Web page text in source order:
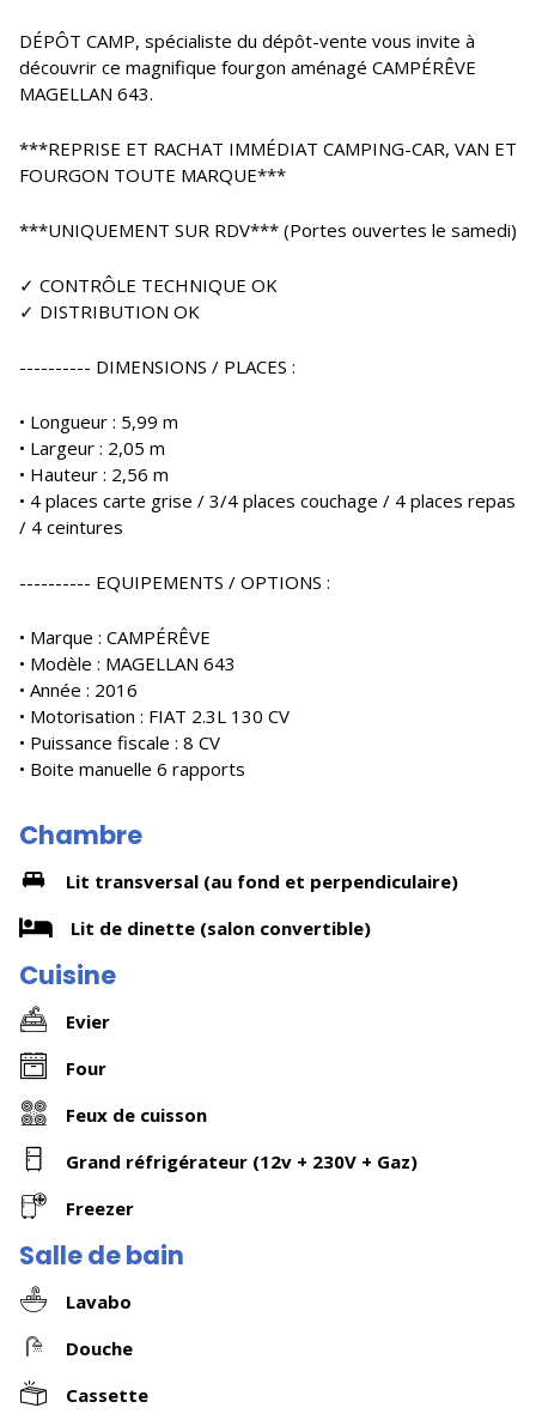
DÉPÔT CAMP, spécialiste du dépôt-vente vous invite à
découvrir ce magnifique fourgon aménagé CAMPÉRÊVE
MAGELLAN 643.
***REPRISE ET RACHAT IMMÉDIAT CAMPING-CAR, VAN ET
FOURGON TOUTE MARQUE***
***UNIQUEMENT SUR RDV*** (Portes ouvertes le samedi)
✓ CONTRÔLE TECHNIQUE OK
✓ DISTRIBUTION OK
---------- DIMENSIONS / PLACES :
• Longueur : 5,99 m
• Largeur : 2,05 m
• Hauteur : 2,56 m
• 4 places carte grise / 3/4 places couchage / 4 places repas
/ 4 ceintures
---------- EQUIPEMENTS / OPTIONS :
• Marque : CAMPÉRÊVE
• Modèle : MAGELLAN 643
• Année : 2016
• Motorisation : FIAT 2.3L 130 CV
• Puissance fiscale : 8 CV
• Boite manuelle 6 rapports
Chambre
Lit transversal (au fond et perpendiculaire)
Lit de dinette (salon convertible)
Cuisine
Evier
Four
Feux de cuisson
Grand réfrigérateur (12v + 230V + Gaz)
Freezer
Salle de bain
Lavabo
Douche
Cassette